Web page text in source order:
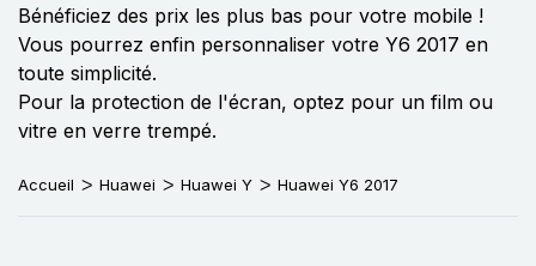
Bénéficiez des prix les plus bas pour votre mobile !
Vous pourrez enfin personnaliser votre Y6 2017 en
toute simplicité.
Pour la protection de l'écran, optez pour un film ou
vitre en verre trempé.
Accueil Huawei Huawei Y Huawei Y6 2017